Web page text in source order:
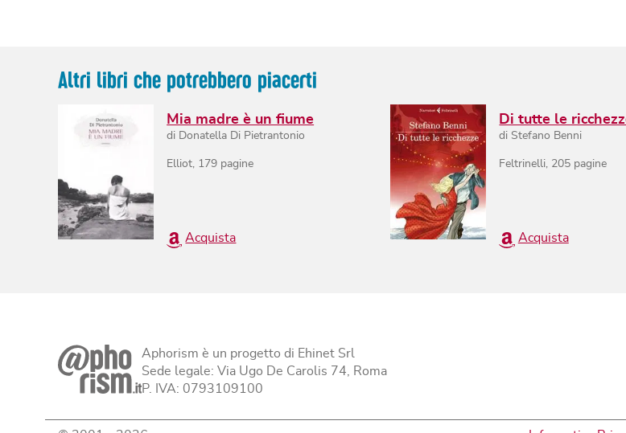
Altri libri che potrebbero piacerti
Mia madre è un fiume
di Donatella Di Pietrantonio
Elliot 179 pagine
Acquista
Di tutte le
di Stefano Benni
Feltrinelli 205 pagine
Acquista
Aphorism è un progetto di Ehinet Srl
Sede legale: Via Ugo De Carolis 74, Roma
P. IVA: 0793109100